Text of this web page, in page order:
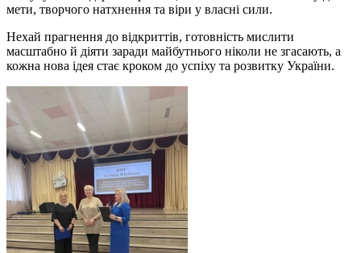
мети, творчого натхнення та віри у власні сили.
Нехай прагнення до відкриттів, готовність мислити
масштабно й діяти заради майбутнього ніколи не згасають, а
кожна нова ідея стає кроком до успіху та розвитку України.